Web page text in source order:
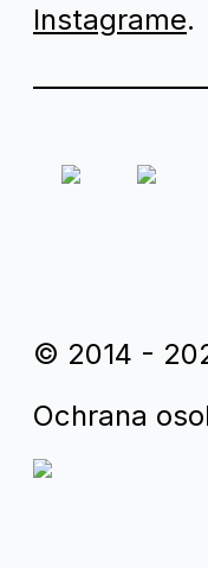
Instagrame.
© 2014 -
Ochrana